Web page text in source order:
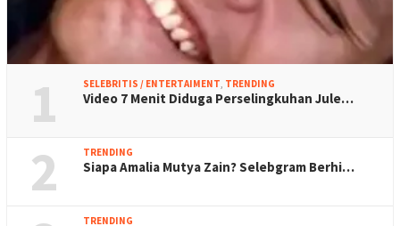
1 SELEBRITIS / ENTERTAIMENT, TRENDING
Video 7 Menit Diduga Perselingkuhan Jule…
2 TRENDING
Siapa Amalia Mutya Zain? Selebgram Berhi…
TRENDING